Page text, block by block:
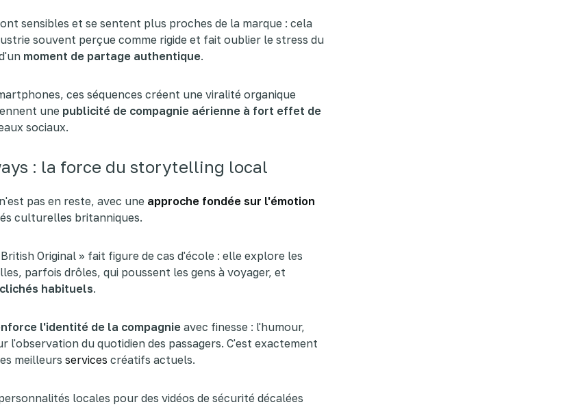
sensibles et se sentent plus proches de la marque : cela
souvent perçue comme rigide et fait oublier le stress du
moment de partage authentique.
ces séquences créent une viralité organique
une publicité de compagnie aérienne à fort effet de
sociaux.
: la force du storytelling local
pas en reste, avec une approche fondée sur l'émotion
culturelles britanniques.
Original » fait figure de cas d'école : elle explore les
parfois drôles, qui poussent les gens à voyager, et
habituels.
l'identité de la compagnie avec finesse : l'humour,
l'observation du quotidien des passagers. C'est exactement
meilleurs services créatifs actuels.
locales pour des vidéos de sécurité décalées